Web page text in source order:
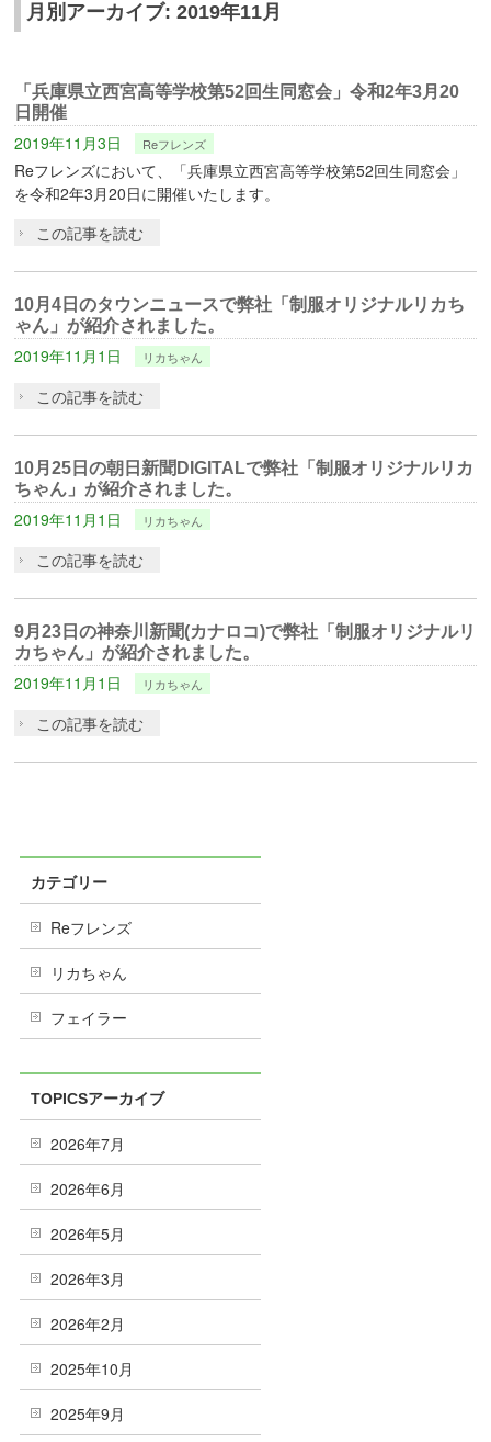
月別アーカイブ: 2019年11月
「兵庫県立西宮高等学校第52回生同窓会」令和2年3月20
日開催
2019年11月3日 Reフレンズ
Reフレンズにおいて、「兵庫県立西宮高等学校第52回生同窓会」
を令和2年3月20日に開催いたします。
この記事を読む
10月4日のタウンニュースで弊社「制服オリジナルリカち
ゃん」が紹介されました。
2019年11月1日 リカちゃん
この記事を読む
10月25日の朝日新聞DIGITALで弊社「制服オリジナルリカ
ちゃん」が紹介されました。
2019年11月1日 リカちゃん
この記事を読む
9月23日の神奈川新聞(カナロコ)で弊社「制服オリジナルリ
カちゃん」が紹介されました。
2019年11月1日 リカちゃん
この記事を読む
カテゴリー
Reフレンズ
リカちゃん
フェイラー
TOPICSアーカイブ
2026年7月
2026年6月
2026年5月
2026年3月
2026年2月
2025年10月
2025年9月